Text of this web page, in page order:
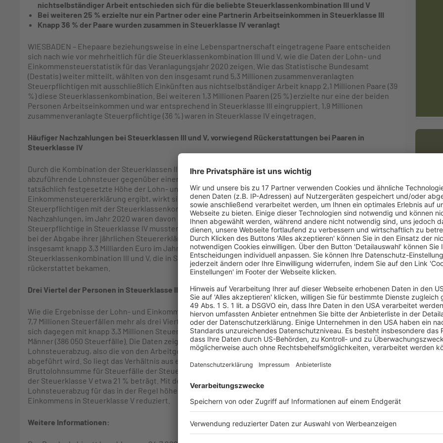
nichtselbständiger Arbeit entschieden sich für die beliebte Steuerklassenkombination III und V
Bei weiteren 25 % erzielte nur ein Partner oder eine Partnerin Arbeitseinkommen in Steuerklasse III
Knapp 36 % der Paare wurden zusammen in Steuerklasse IV veranlagt
WIESBADEN – Ehepaare beziehungsweise in eine Lebenspartnerschaft eingetragene Paare entscheiden
sich nach wie vor mehrheitlich für die Steuerklassenkombination III und V, wie die Daten der Lohn- und
Einkommensteuerstatistik für das Veranlagungsjahr 2020 zeigen. Wie das Statistische Bundesamt
(Destatis) weiter mitteilt, wählten von den insgesamt rund 5,3 Millionen zusammenveranlagten
Steuerpflichtigen mit ausschließlich Einkünften aus nichtselbständiger Arbeit knapp 2,1 Millionen Paare (39
%) diese Steuerklassenkombination. Bei weiteren 1,3 Millionen Paaren (25 %) erzielte nur eine der beiden
Personen Arbeitseinkommen und war entsprechend in Steuerklasse III eingruppiert. 1,9 Millionen
zusammenveranlagte Steuerpflichtige (36 %) waren in Steuerklasse IV eingetragen.
Häufiger Nachzahlungen bei Steuerklassen III und V, vorwiegend Rückerstattungen bei Paaren in
Steuerklasse IV
Durch die Kombination der Steuerklassen III und V können zusammenlebende Paare ihre unterjährig
abzuführende Lohnsteuer gegenüber einer Eingruppierung in die Steuerklasse IV reduzieren. Auf die
tatsächlich festgesetzte Höhe der Lohn- und Einkommensteuer, die sich aus der jährlichen
Einkommensteuererklärung ergibt, wirkt sich die Wahl der Steuerklassen dagegen nicht aus. Bei
Steuerpflichtigen mit der Steuerklassenkombination III und V kommt es deshalb deutlich häufiger zu
Nachzahlungen, im Jahr 2020 waren davon knapp 46 % der Fälle betroffen. Zusammenveranlagte
Steuerpflichtige in Steuerklasse IV mussten nur in knapp 5 % der Fälle Nachzahlungen leisten und können
bei der Abgabe ihrer jährlichen Steuererklärung meist mit Rückerstattungen rechnen. Diese fielen mit
insgesamt knapp 3,3 Milliarden Euro im Jahr 2020 mehr als doppelt so hoch aus wie bei den Paaren in der
Steuerklassenkombination III und V, die in Summe knapp 1,5 Milliarden Euro an Einkommensteuer
rückerstattet bekamen.
Drei Viertel der Personen in Steuerklasse III sind männlich
Wie die Ergebnisse der Lohn- und Einkommensteuerstatistik 2020 weiter zeigen, stellten Männer mit fast
7,7 Millionen Steuerfällen mehr als drei Viertel aller Lohnsteuerfälle in der Steuerklasse III. Frauen fanden
sich dagegen mit knapp 3,3 Millionen Steuerfällen über achtmal häufiger in der Steuerklasse V wieder als
Männer (386 050 Steuerfälle). Die Daten zeigen auch die Auswirkungen der Wahl der Steuerklasse auf den
Lohnsteuerabzug, also die von den Arbeitgebern einbehaltene Lohnsteuer, die dann an die Finanzämter
abgeführt wird. So liegt das Verhältnis aus einbehaltener Lohnsteuer und der zugrundeliegenden
Bruttolohnsumme für Steuerfälle der Steuerklasse III im Durchschnitt bei 16 %, während es für Steuerfälle
der Steuerklasse V etwa 21 % beträgt. Mit der Wahl der Steuerklassenkombination III und V wird also der
Lohnsteuerabzug für das in der Regel höhere Einkommen der Steuerklasse III zu Lasten des niedrigeren
Einkommens in Steuerklasse V reduziert.
Weitere Informationen: